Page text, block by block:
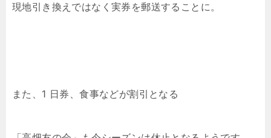
現地引き換えではなく実券を郵送することに。
また、1 日券、食事などが割引となる